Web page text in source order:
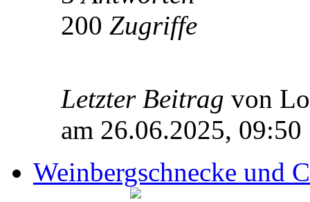
200 Zugriffe
Letzter Beitrag von
am 26.06.2025, 09:50
Weinbergschnecke und